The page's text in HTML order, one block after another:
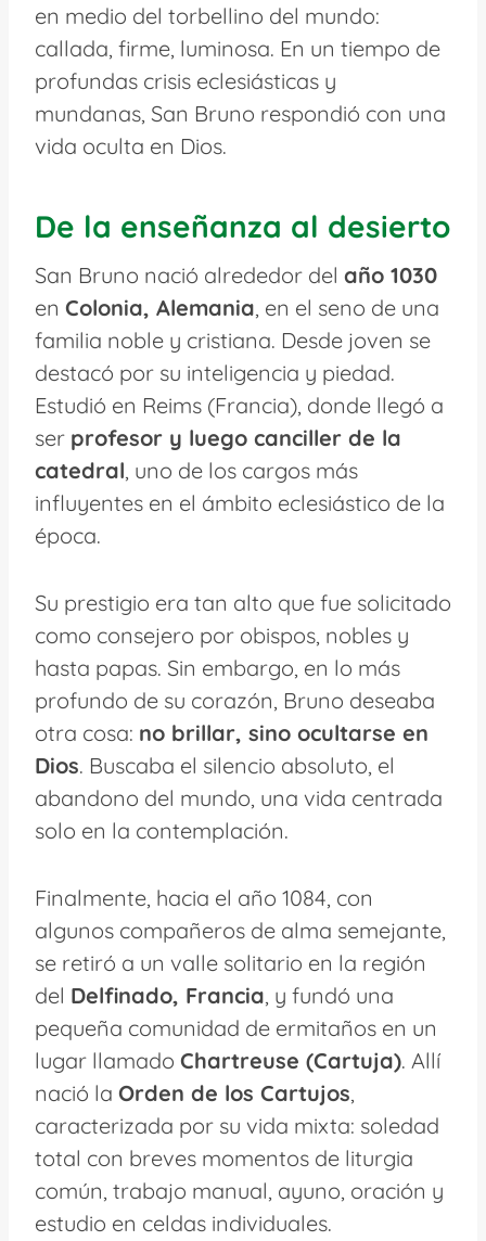
en medio del torbellino del mundo:
callada, firme, luminosa. En un tiempo de
profundas crisis eclesiásticas y
mundanas, San Bruno respondió con una
vida oculta en Dios.
De la enseñanza al desierto
San Bruno nació alrededor del año 1030
en Colonia, Alemania, en el seno de una
familia noble y cristiana. Desde joven se
destacó por su inteligencia y piedad.
Estudió en Reims (Francia), donde llegó a
ser profesor y luego canciller de la
catedral, uno de los cargos más
influyentes en el ámbito eclesiástico de la
época.
Su prestigio era tan alto que fue solicitado
como consejero por obispos, nobles y
hasta papas. Sin embargo, en lo más
profundo de su corazón, Bruno deseaba
otra cosa: no brillar, sino ocultarse en
Dios. Buscaba el silencio absoluto, el
abandono del mundo, una vida centrada
solo en la contemplación.
Finalmente, hacia el año 1084, con
algunos compañeros de alma semejante,
se retiró a un valle solitario en la región
del Delfinado, Francia, y fundó una
pequeña comunidad de ermitaños en un
lugar llamado Chartreuse (Cartuja). Allí
nació la Orden de los Cartujos,
caracterizada por su vida mixta: soledad
total con breves momentos de liturgia
común, trabajo manual, ayuno, oración y
estudio en celdas individuales.